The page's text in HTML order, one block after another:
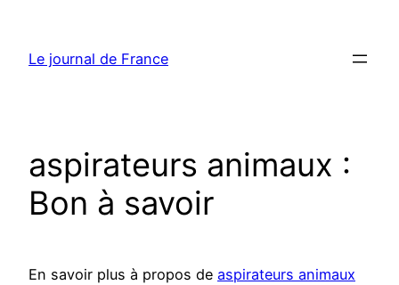
contenu
Le journal de France
aspirateurs animaux :
Bon à savoir
En savoir plus à propos de aspirateurs animaux